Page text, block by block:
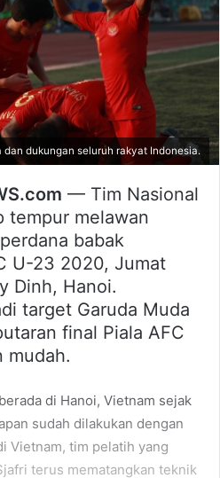
dukungan seluruh rakyat Indonesia.
— Tim Nasional
tempur melawan
babak
U-23 2020, Jumat
Dinh, Hanoi.
target Garuda Muda
final Piala AFC
mudah.
di Hanoi, Vietnam sejak
sudah dilakukan dengan
Vietnam, tim pelatih yang
terus mematangkan teknik